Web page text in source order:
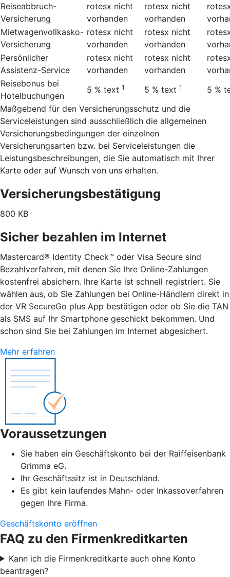
Reiseabbruch-
Versicherung
rotesx nicht
vorhanden
rotesx nicht
vorhanden
Mietwagenvollkasko-
Versicherung
rotesx nicht
vorhanden
rotesx nicht
vorhanden
Persönlicher
Assistenz-Service
rotesx nicht
vorhanden
rotesx nicht
vorhanden
Reisebonus bei
Hotelbuchungen
5 % text 1 5 % text 1 5 %
Maßgebend für den Versicherungsschutz und die
Serviceleistungen sind ausschließlich die allgemeinen
Versicherungsbedingungen der einzelnen
Versicherungsarten bzw. bei Serviceleistungen die
Leistungsbeschreibungen, die Sie automatisch mit Ihrer
Karte oder auf Wunsch von uns erhalten.
Versicherungsbestätigung
800 KB
Sicher bezahlen im Internet
Mastercard® Identity Check™ oder Visa Secure sind
Bezahlverfahren, mit denen Sie Ihre Online-Zahlungen
kostenfrei absichern. Ihre Karte ist schnell registriert. Sie
wählen aus, ob Sie Zahlungen bei Online-Händlern direkt in
der VR SecureGo plus App bestätigen oder ob Sie die TAN
als SMS auf Ihr Smartphone geschickt bekommen. Und
schon sind Sie bei Zahlungen im Internet abgesichert.
Mehr erfahren
Voraussetzungen
Sie haben ein Geschäftskonto bei der Raiffeisenbank
Grimma eG.
Ihr Geschäftssitz ist in Deutschland.
Es gibt kein laufendes Mahn- oder Inkassoverfahren
gegen Ihre Firma.
Geschäftskonto eröffnen
FAQ zu den Firmenkreditkarten
Kann ich die Firmenkreditkarte auch ohne Konto
beantragen?